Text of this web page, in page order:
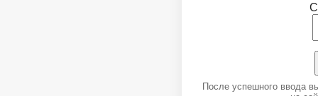
После успешного ввода